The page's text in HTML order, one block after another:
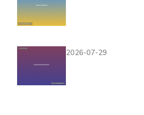
2026-07-29